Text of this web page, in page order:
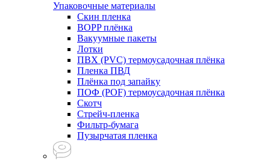
Упаковочные материалы
Скин пленка
BOPP плёнка
Вакуумные пакеты
Лотки
ПВХ (PVC) термоусадочная плёнка
Пленка ПВД
Плёнка под запайку
ПОФ (POF) термоусадочная плёнка
Скотч
Стрейч-пленка
Фильтр-бумага
Пузырчатая пленка